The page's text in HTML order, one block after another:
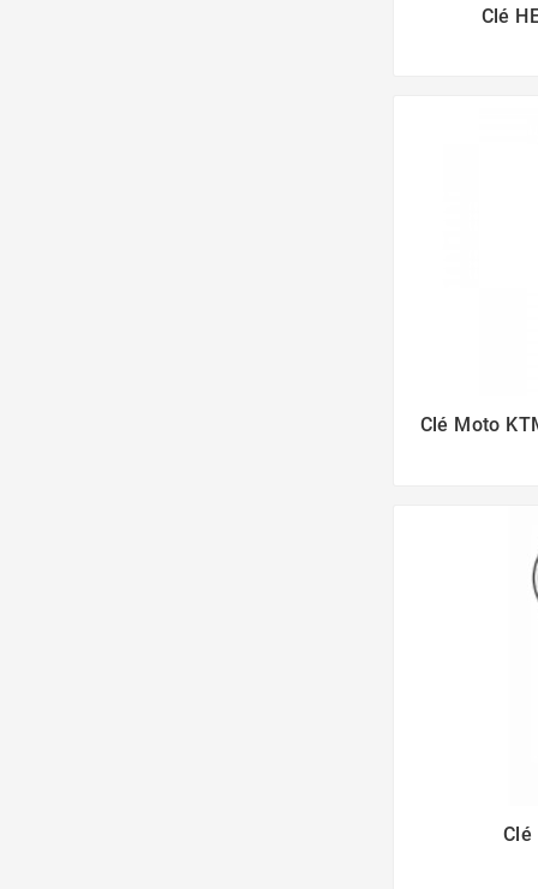
Clé
Clé Moto
Clé